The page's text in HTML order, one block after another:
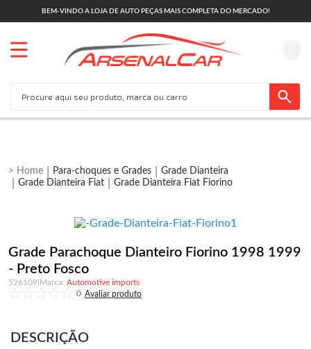
BEM-VINDO A LOJA DE AUTO PEÇAS MAIS COMPLETA DO MERCADO!
Para-choques e Grades
Grade Dianteira
Grade Dianteira Fiat
Grade Dianteira Fiat Fiorino
Grade Parachoque Dianteiro Fiorino 1998 1999
- Preto Fosco
526109
Automotive imports
0
DESCRIÇÃO